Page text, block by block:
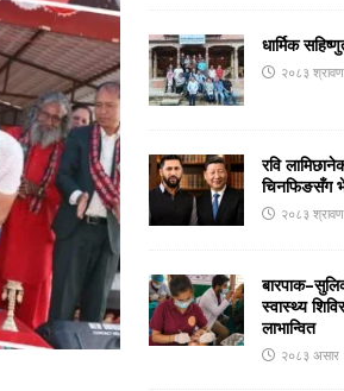
धार्मिक
२०८३
रवि
चिनफिङसँग
२०८३
स्वास्थ्य
लाभान्वित
२०८३ असार